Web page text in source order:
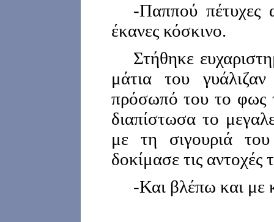
-Παππού πέτυχες
έκανες κόσκινο.
Στήθηκε
μάτια του
πρόσωπό του το φως
διαπίστωσα το
με τη σιγουριά
δοκίμασε τις αντοχές
-Και βλέπω και με